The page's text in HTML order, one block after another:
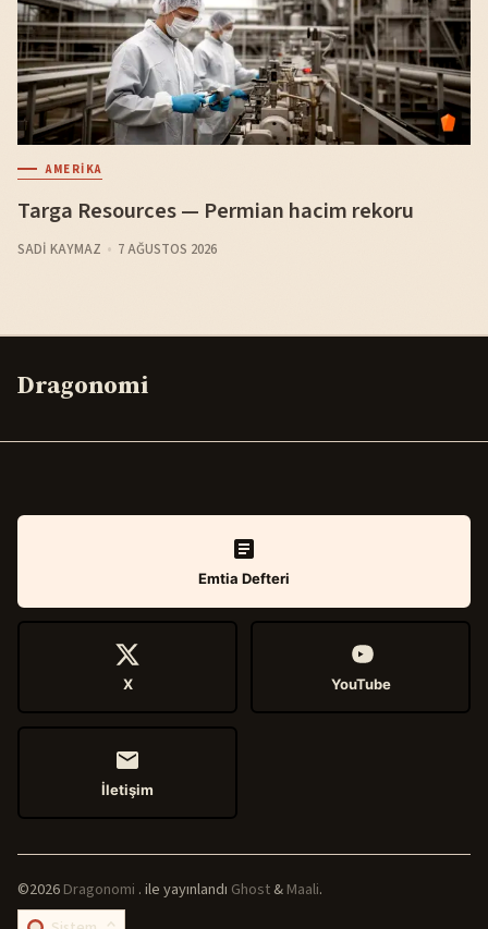
AMERIKA
Targa Resources — Permian hacim rekoru
SADI KAYMAZ 7 AĞUSTOS 2026
Dragonomi
Emtia Defteri
X YouTube
İletişim
©2026Dragonomi .ile yayınlandı Ghost&Maali.